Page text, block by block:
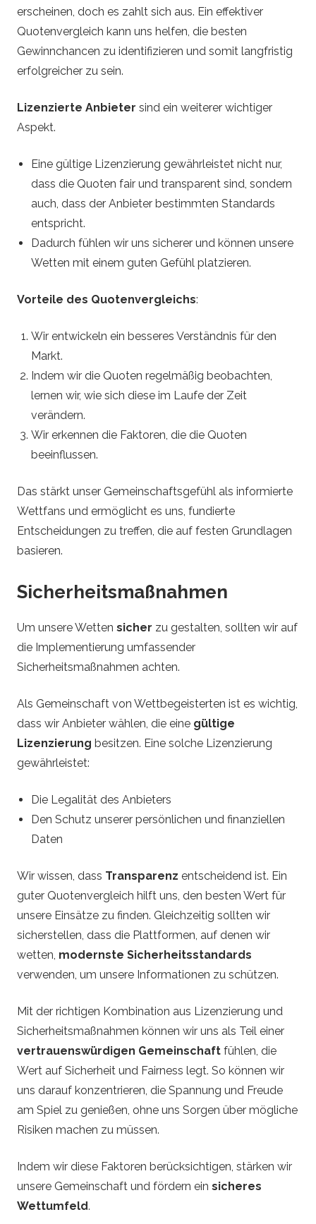
erscheinen, doch es zahlt sich aus. Ein effektiver
Quotenvergleich kann uns helfen, die besten
Gewinnchancen zu identifizieren und somit langfristig
erfolgreicher zu sein.
Lizenzierte Anbieter sind ein weiterer wichtiger
Aspekt.
Eine gültige Lizenzierung gewährleistet nicht nur,
dass die Quoten fair und transparent sind, sondern
auch, dass der Anbieter bestimmten Standards
entspricht.
Dadurch fühlen wir uns sicherer und können unsere
Wetten mit einem guten Gefühl platzieren.
Vorteile des Quotenvergleichs:
Wir entwickeln ein besseres Verständnis für den
Markt.
Indem wir die Quoten regelmäßig beobachten,
lernen wir, wie sich diese im Laufe der Zeit
verändern.
Wir erkennen die Faktoren, die die Quoten
beeinflussen.
Das stärkt unser Gemeinschaftsgefühl als informierte
Wettfans und ermöglicht es uns, fundierte
Entscheidungen zu treffen, die auf festen Grundlagen
basieren.
Sicherheitsmaßnahmen
Um unsere Wetten sicher zu gestalten, sollten wir auf
die Implementierung umfassender
Sicherheitsmaßnahmen achten.
Als Gemeinschaft von Wettbegeisterten ist es wichtig,
dass wir Anbieter wählen, die eine gültige
Lizenzierung besitzen. Eine solche Lizenzierung
gewährleistet:
Die Legalität des Anbieters
Den Schutz unserer persönlichen und finanziellen
Daten
Wir wissen, dass Transparenz entscheidend ist. Ein
guter Quotenvergleich hilft uns, den besten Wert für
unsere Einsätze zu finden. Gleichzeitig sollten wir
sicherstellen, dass die Plattformen, auf denen wir
wetten, modernste Sicherheitsstandards
verwenden, um unsere Informationen zu schützen.
Mit der richtigen Kombination aus Lizenzierung und
Sicherheitsmaßnahmen können wir uns als Teil einer
vertrauenswürdigen Gemeinschaft fühlen, die
Wert auf Sicherheit und Fairness legt. So können wir
uns darauf konzentrieren, die Spannung und Freude
am Spiel zu genießen, ohne uns Sorgen über mögliche
Risiken machen zu müssen.
Indem wir diese Faktoren berücksichtigen, stärken wir
unsere Gemeinschaft und fördern ein sicheres
Wettumfeld.